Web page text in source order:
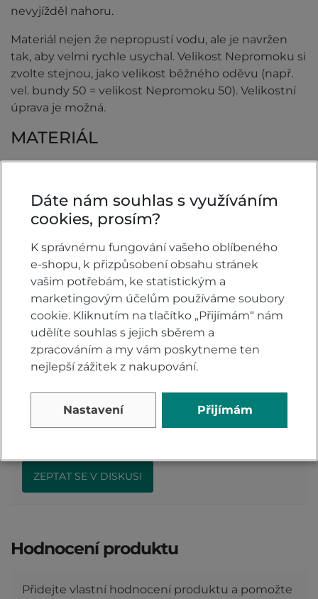
nevyjížděl nahoru.
Materiál nejen že nepropustí vodu, ale je navržen
tak, aby velmi rychle usychal. Velikost Nepromoku si
zvolte stejnou, jako velikost běžného oděvu (např.
vel. bundy 50 = velikost Nepromoku 50). Velikostní
úprava je možná.
MATERIÁL
75% polyester
logo termolis
Vlastnosti
Barva: Černá
Komentáře k produktu (0)
Máte otázky k produktu: Nepromokavé kalhoty
ZEPTAT SE V DISKUSI
Hodnocení produktu
Přidejte vlastní hodnocení produktu a pomožte
Dáte nám souhlas s využíváním
cookies, prosím?
K správnému fungování vašeho oblíbeného
e-shopu, k přizpůsobení obsahu stránek
vašim potřebám, ke statistickým a
marketingovým účelům používáme soubory
cookie. Kliknutím na tlačítko „Přijímám“ nám
udělíte souhlas s jejich sběrem a
zpracováním a my vám poskytneme ten
nejlepší zážitek z nakupování.
Nastavení Přijímám